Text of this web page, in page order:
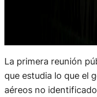
La primera reunión
que estudia lo que el
aéreos no